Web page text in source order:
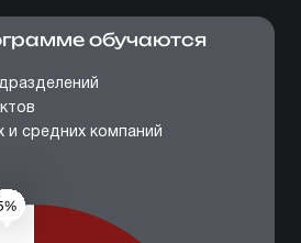
обучаются
и средних компаний